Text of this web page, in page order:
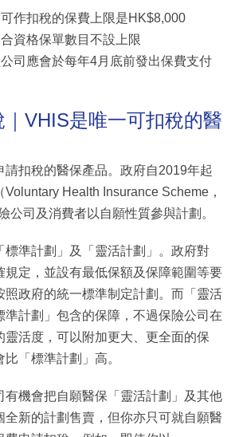
作扣稅的保費上限是HK$8,000
資格保單數目不設上限
司應會於每年4月底前發出保費支付
｜VHIS是唯一可扣稅的醫
請扣稅的醫保產品。政府自2019年起
Health Insurance Scheme，
公司及消費者以自願性質參與計劃。
標準計劃」及「靈活計劃」。政府對
規定，並設有最低保額及保障範圍等要
照政府的統一標準制定計劃。而「靈活
準計劃」包含的保障，不過保險公司在
靈活度，可以附加更大、更全面的保
「標準計劃」高。
有機會把自願醫保「靈活計劃」及其他
全新的計劃售賣，但你亦只可就自願醫